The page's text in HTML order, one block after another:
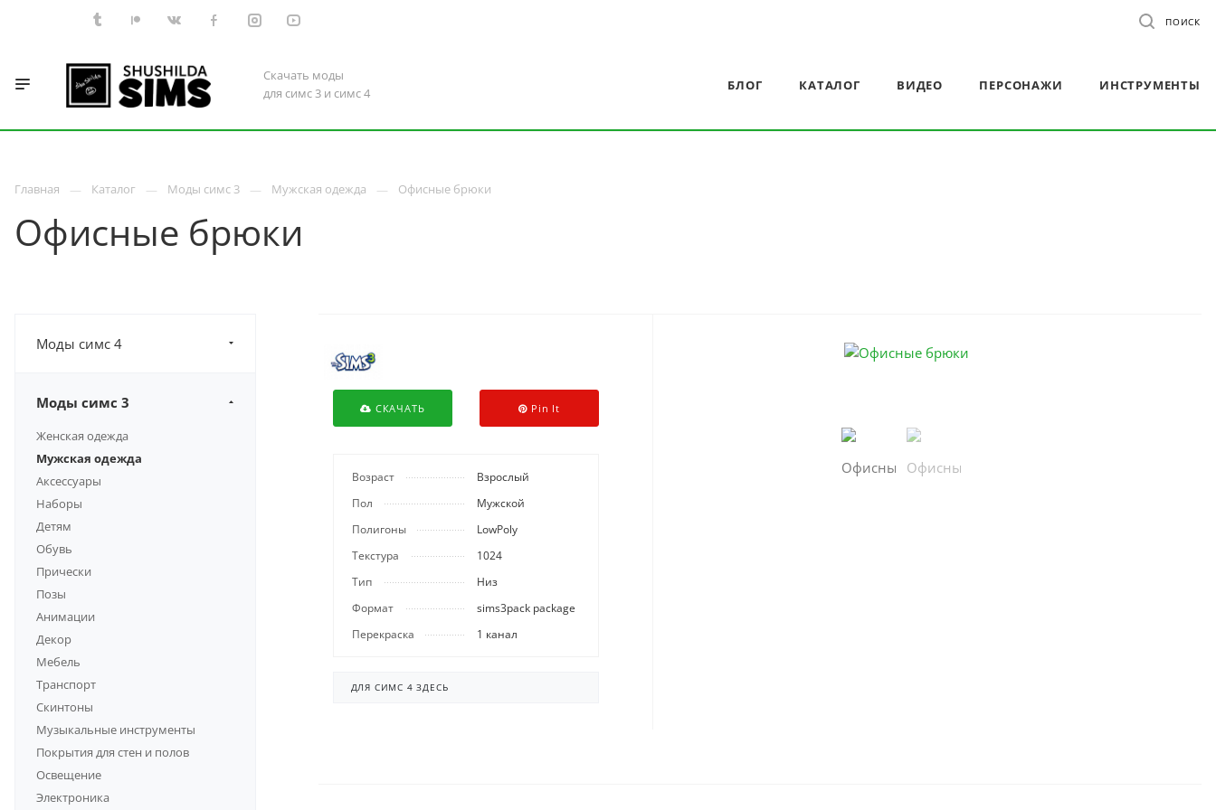
ПОИСК
Скачать моды
для симс 3 и симс 4
БЛОГ КАТАЛОГ ВИДЕО ПЕРСОНАЖИ ИНСТРУМЕНТЫ
Главная Каталог Моды симс 3 Мужская одежда Офисные брюки
Офисные брюки
Моды симс 4
Моды симс 3
Женская одежда
Мужская одежда
Аксессуары
Наборы
Детям
Обувь
Прически
Позы
Анимации
Декор
Мебель
Транспорт
Скинтоны
Музыкальные инструменты
Покрытия для стен и полов
Освещение
Электроника
СКАЧАТЬ Pin It
Возраст
Взрослый
Пол
Мужской
Полигоны
LowPoly
Текстура
1024
Тип
Низ
Формат
sims3pack package
Перекраска
1 канал
ДЛЯ СИМС 4 ЗДЕСЬ